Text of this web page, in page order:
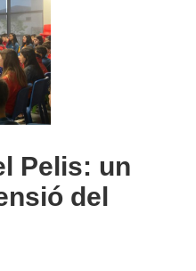
Pelis: un
del